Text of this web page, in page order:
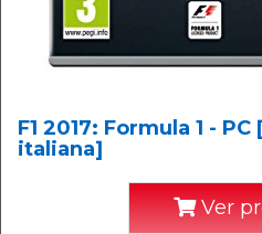
F1 2017: Formula 1 -
italiana]
Ver